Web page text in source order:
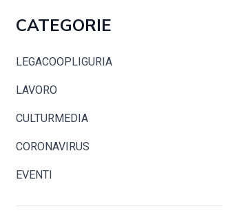
CATEGORIE
LEGACOOPLIGURIA
LAVORO
CULTURMEDIA
CORONAVIRUS
EVENTI